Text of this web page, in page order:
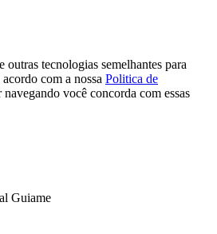
outras tecnologias semelhantes para
com a nossa Politica de
você concorda com essas
Guiame